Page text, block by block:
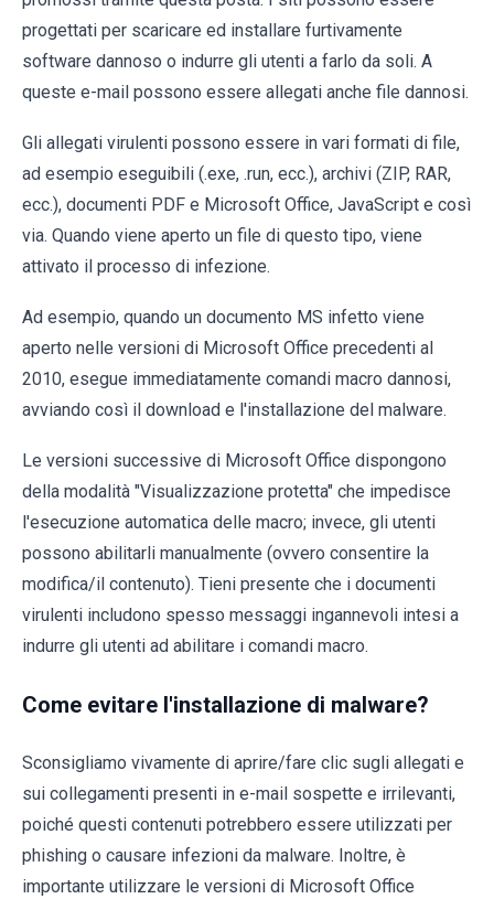
progettati per scaricare ed installare furtivamente
software dannoso o indurre gli utenti a farlo da soli. A
queste e-mail possono essere allegati anche file dannosi.
Gli allegati virulenti possono essere in vari formati di file,
ad esempio eseguibili (.exe, .run, ecc.), archivi (ZIP, RAR,
ecc.), documenti PDF e Microsoft Office, JavaScript e così
via. Quando viene aperto un file di questo tipo, viene
attivato il processo di infezione.
Ad esempio, quando un documento MS infetto viene
aperto nelle versioni di Microsoft Office precedenti al
2010, esegue immediatamente comandi macro dannosi,
avviando così il download e l'installazione del malware.
Le versioni successive di Microsoft Office dispongono
della modalità "Visualizzazione protetta" che impedisce
l'esecuzione automatica delle macro; invece, gli utenti
possono abilitarli manualmente (ovvero consentire la
modifica/il contenuto). Tieni presente che i documenti
virulenti includono spesso messaggi ingannevoli intesi a
indurre gli utenti ad abilitare i comandi macro.
Come evitare l'installazione di malware?
Sconsigliamo vivamente di aprire/fare clic sugli allegati e
sui collegamenti presenti in e-mail sospette e irrilevanti,
poiché questi contenuti potrebbero essere utilizzati per
phishing o causare infezioni da malware. Inoltre, è
importante utilizzare le versioni di Microsoft Office